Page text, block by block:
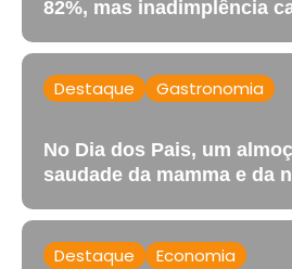
82%, mas inadimplência
Destaque Gastronomia
No Dia dos Pais, um
saudade da mamma e da
Destaque Economia